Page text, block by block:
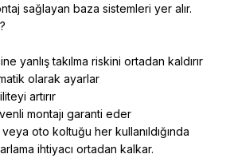
sağlayan baza sistemleri yer alır.
yanlış takılma riskini ortadan kaldırır
olarak ayarlar
artırır
montajı garanti eder
oto koltuğu her kullanıldığında
ihtiyacı ortadan kalkar.